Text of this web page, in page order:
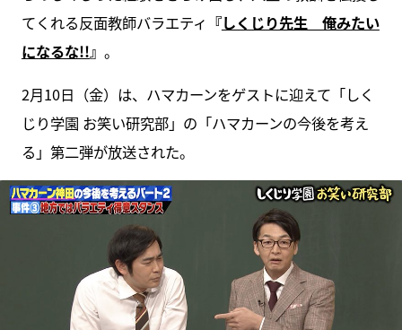
てくれる反面教師バラエティ 『しくじり先生 俺みたい
になるな!!』 。
2月10日（金）は、ハマカーンをゲストに迎えて「しく
じり学園 お笑い研究部」の「ハマカーンの今後を考え
る」第二弾が放送された。